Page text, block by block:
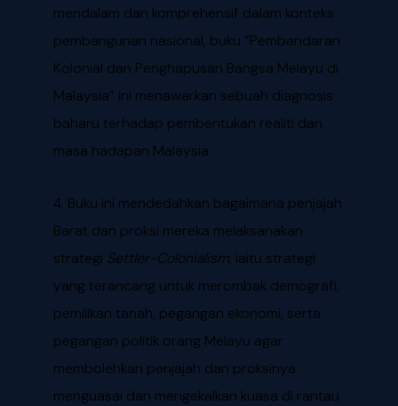
mendalam dan komprehensif dalam konteks
pembangunan nasional, buku “Pembandaran
Kolonial dan Penghapusan Bangsa Melayu di
Malaysia” ini menawarkan sebuah diagnosis
baharu terhadap pembentukan realiti dan
masa hadapan Malaysia.
4. Buku ini mendedahkan bagaimana penjajah
Barat dan proksi mereka melaksanakan
strategi Settler-Colonialism, iaitu strategi
yang terancang untuk merombak demografi,
pemilikan tanah, pegangan ekonomi, serta
pegangan politik orang Melayu agar
membolehkan penjajah dan proksinya
menguasai dan mengekalkan kuasa di rantau